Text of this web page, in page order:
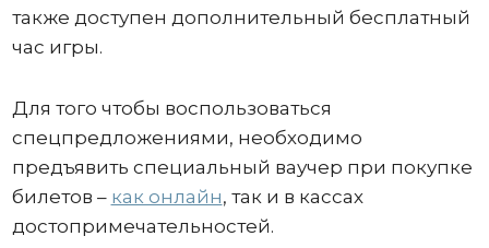
также доступен дополнительный бесплатный
час игры.
Для того чтобы воспользоваться
спецпредложениями, необходимо
предъявить специальный ваучер при покупке
билетов – как онлайн, так и в кассах
достопримечательностей.